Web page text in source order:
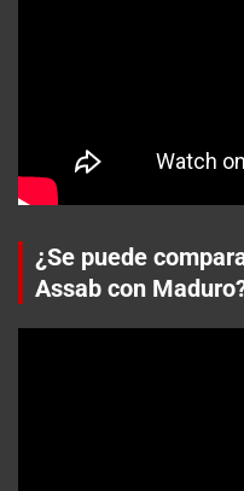
¿Se puede
Assab con